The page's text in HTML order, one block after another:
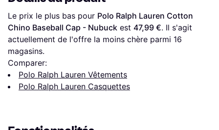
Le prix le plus bas pour Polo Ralph Lauren Cotton
Chino Baseball Cap - Nubuck est 47,99 €. Il s'agit
actuellement de l'offre la moins chère parmi 16
magasins.
Comparer:
Polo Ralph Lauren Vêtements
Polo Ralph Lauren Casquettes